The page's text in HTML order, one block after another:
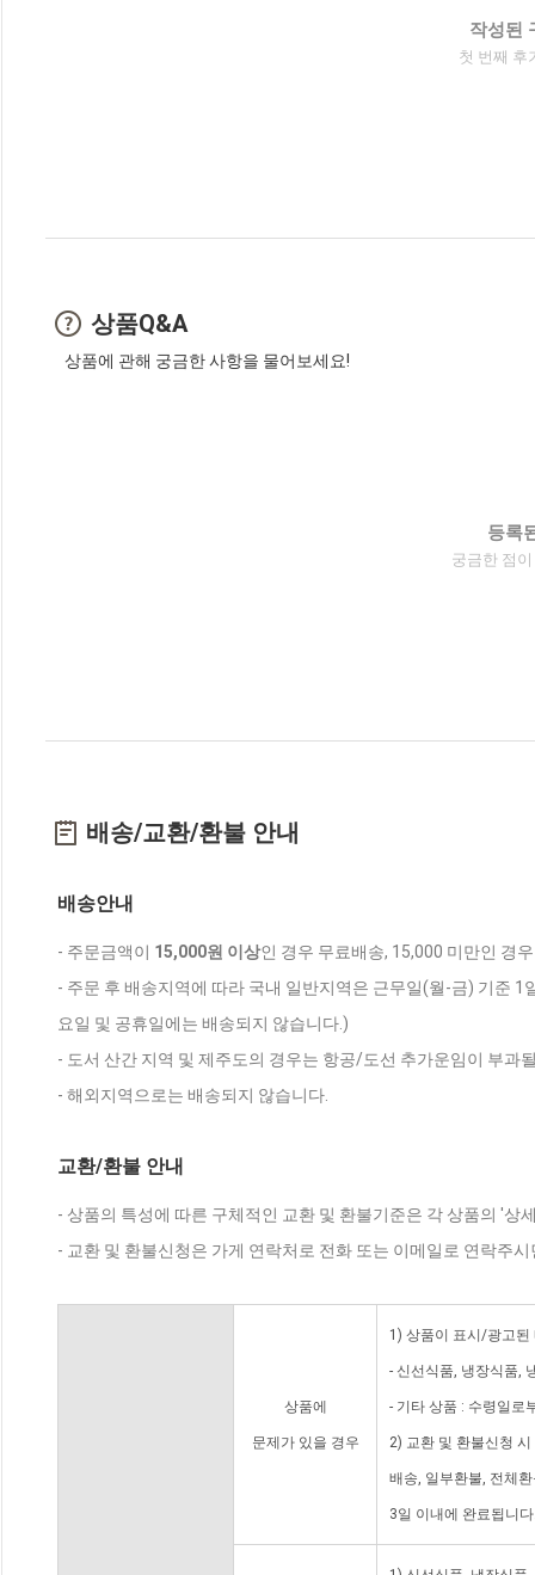
작성된
첫 번째 후
상품Q&A
상품에 관해 궁금한 사항을 물어보세요!
등록
궁금한 점
배송/교환/환불 안내
배송안내
- 주문금액이 15,000원 이상인 경우 무료배송, 15,000 미만인 경
- 주문 후 배송지역에 따라 국내 일반지역은 근무일(월-금) 기준
요일 및 공휴일에는 배송되지 않습니다.)
- 도서 산간 지역 및 제주도의 경우는 항공/도선 추가운임이 부과
- 해외지역으로는 배송되지 않습니다.
교환/환불 안내
- 상품의 특성에 따른 구체적인 교환 및 환불기준은 각 상품의 '상
- 교환 및 환불신청은 가게 연락처로 전화 또는 이메일로 연락주
상품에
문제가 있을 경우
1) 상품이 표시/광고된
- 신선식품, 냉장식품,
- 기타 상품 : 수령일로
2) 교환 및 환불신청
배송, 일부환불, 전체
3일 이내에 완료됩니